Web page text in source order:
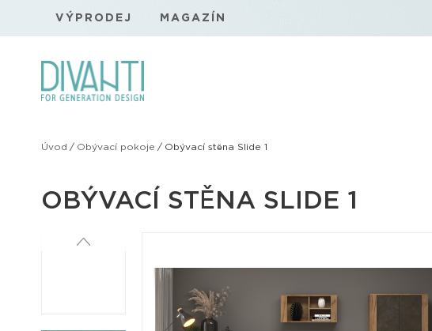
VÝPRODEJ MAGAZÍN
Úvod / Obývací pokoje / Obývací stěna Slide 1
OBÝVACÍ STĚNA SLIDE 1